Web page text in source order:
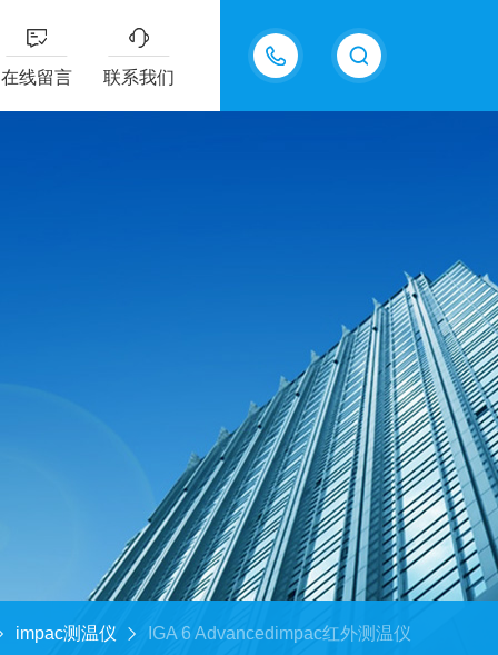
在线留言 联系我们
impac测温仪 IGA 6 Advancedimpac红外测温仪